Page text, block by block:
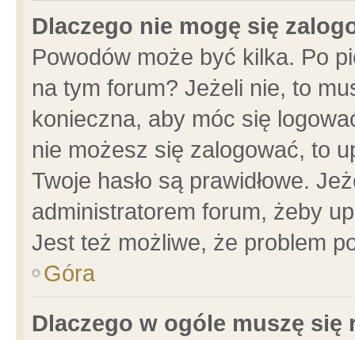
Dlaczego nie mogę się
Powodów może być kilka. Po
na tym forum? Jeżeli nie, to
konieczna, aby móc się
nie możesz się zalogować, to
Twoje hasło są prawidłowe.
administratorem forum, żeby
Jest też możliwe, że problem
Góra
Dlaczego w ogóle muszę się